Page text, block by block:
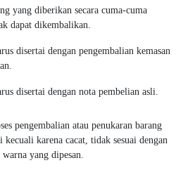
yang diberikan secara cuma-cuma
dapat dikembalikan.
disertai dengan pengembalian kemasan
disertai dengan nota pembelian asli.
pengembalian atau penukaran barang
karena cacat, tidak sesuai dengan
yang dipesan.